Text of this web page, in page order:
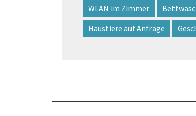
WLAN im Zimmer
Haustiere auf Anfrage